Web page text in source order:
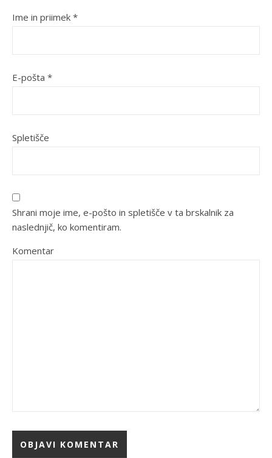
Ime in priimek *
E-pošta *
Spletišče
Shrani moje ime, e-pošto in spletišče v ta brskalnik za
naslednjič, ko komentiram.
Komentar